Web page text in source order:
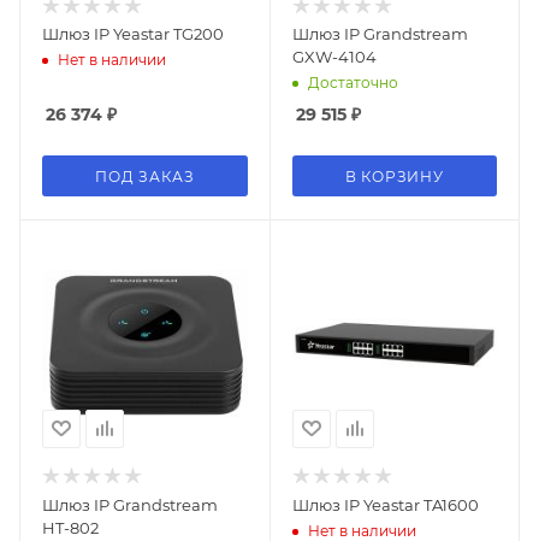
Шлюз IP Yeastar TG200
Нет в наличии
26 374 ₽
ПОД ЗАКАЗ
Шлюз IP Grandstream
GXW-4104
Достаточно
29 515₽
В КОРЗИНУ
Шлюз IP Grandstream
HT-802
Шлюз IP Yeastar TA1600
Нет в наличии